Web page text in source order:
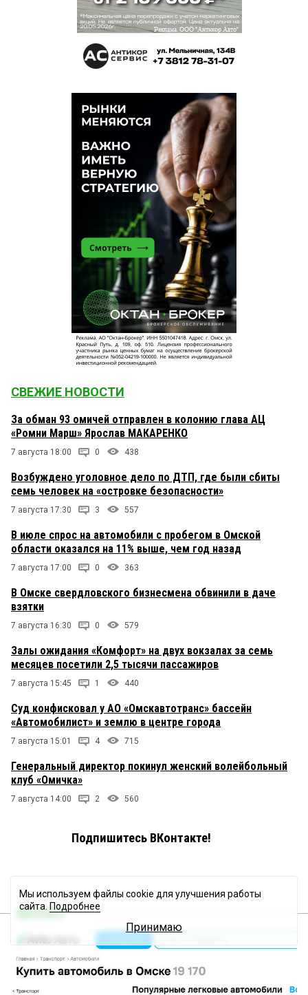
СВЕЖИЕ НОВОСТИ
За обман 93 омичей отправлен в колонию глава АЦ
«Ромни Марш» Ярослав МАКАРЕНКО
7 августа 18:00 0 438
Возбуждено уголовное дело по ДТП, где были сбиты
семь человек на «островке безопасности»
7 августа 17:30 3 557
В июле спрос на автомобили с пробегом в Омской
области оказался на 11% выше, чем год назад
7 августа 17:00 0 363
В Омске свердловского бизнесмена обвинили в даче
взятки
7 августа 16:30 0 579
Залы ожидания «Комфорт» на двух вокзалах за семь
месяцев посетили 2,5 тысячи пассажиров
7 августа 15:45 1 440
Суд конфисковал у АО «Омскавтотранс» бассейн
«Автомобилист» и землю в центре города
7 августа 15:01 4 715
Генеральный директор покинул женский волейбольный
клуб «Омичка»
7 августа 14:00 2 560
Подпишитесь ВКонтакте!
БИЗНЕС
Мы используем файлы cookie для улучшения работы
сайта. Подробнее
Принимаю